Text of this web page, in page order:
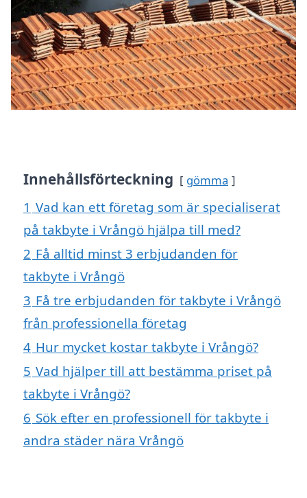
Innehållsförteckning gömma
1 Vad kan ett företag som är specialiserat
på takbyte i Vrångö hjälpa till med?
2 Få alltid minst 3 erbjudanden för
takbyte i Vrångö
3 Få tre erbjudanden för takbyte i Vrångö
från professionella företag
4 Hur mycket kostar takbyte i Vrångö?
5 Vad hjälper till att bestämma priset på
takbyte i Vrångö?
6 Sök efter en professionell för takbyte i
andra städer nära Vrångö